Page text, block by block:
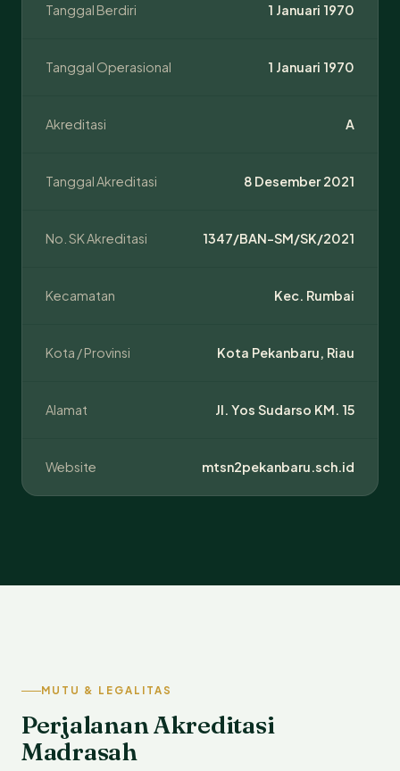
Tanggal Berdiri 1 Januari 1970
Tanggal Operasional 1 Januari 1970
Akreditasi A
Tanggal Akreditasi 8 Desember 2021
No. SK Akreditasi 1347/BAN-SM/SK/2021
Kecamatan Kec. Rumbai
Kota / Provinsi Kota Pekanbaru, Riau
Alamat Jl. Yos Sudarso KM. 15
Website mtsn2pekanbaru.sch.id
MUTU & LEGALITAS
Perjalanan Akreditasi
Madrasah